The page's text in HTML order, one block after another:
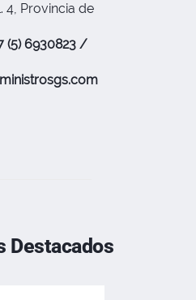
4, Provincia de
(5) 6930823 /
Destacados